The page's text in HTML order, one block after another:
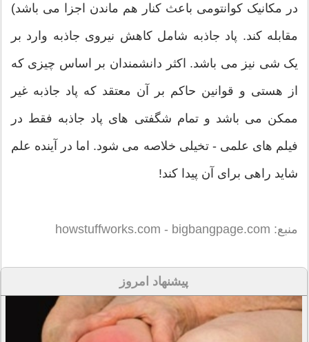
در مکانیک کوانتومی باعث کنار هم ماندن اجزا می باشد)
مقابله کند. پاد جاذبه شامل کاهش نیروی جاذبه وارد بر
یک شی نیز می باشد. اکثر دانشمندان بر اساس چیزی که
از هستی و قوانین حاکم بر آن معتقد که پاد جاذبه غیر
ممکن می باشد و تمام شگفتی های پاد جاذبه فقط در
فیلم های علمی - تخیلی خلاصه می شود. اما در آینده علم
شاید راهی برای آن پیدا کند!
منبع: howstuffworks.com - bigbangpage.com
پیشنهاد امروز